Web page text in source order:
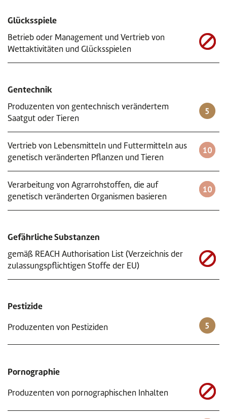
Glücksspiele
Betrieb oder Management und Vertrieb von
Wettaktivitäten und Glücksspielen
Gentechnik
Produzenten von gentechnisch verändertem
Saatgut oder Tieren
Vertrieb von Lebensmitteln und Futtermitteln aus
genetisch veränderten Pflanzen und Tieren
Verarbeitung von Agrarrohstoffen, die auf
genetisch veränderten Organismen basieren
Gefährliche Substanzen
gemäß REACH Authorisation List (Verzeichnis der
zulassungspflichtigen Stoffe der EU)
Pestizide
Produzenten von Pestiziden
Pornographie
Produzenten von pornographischen Inhalten